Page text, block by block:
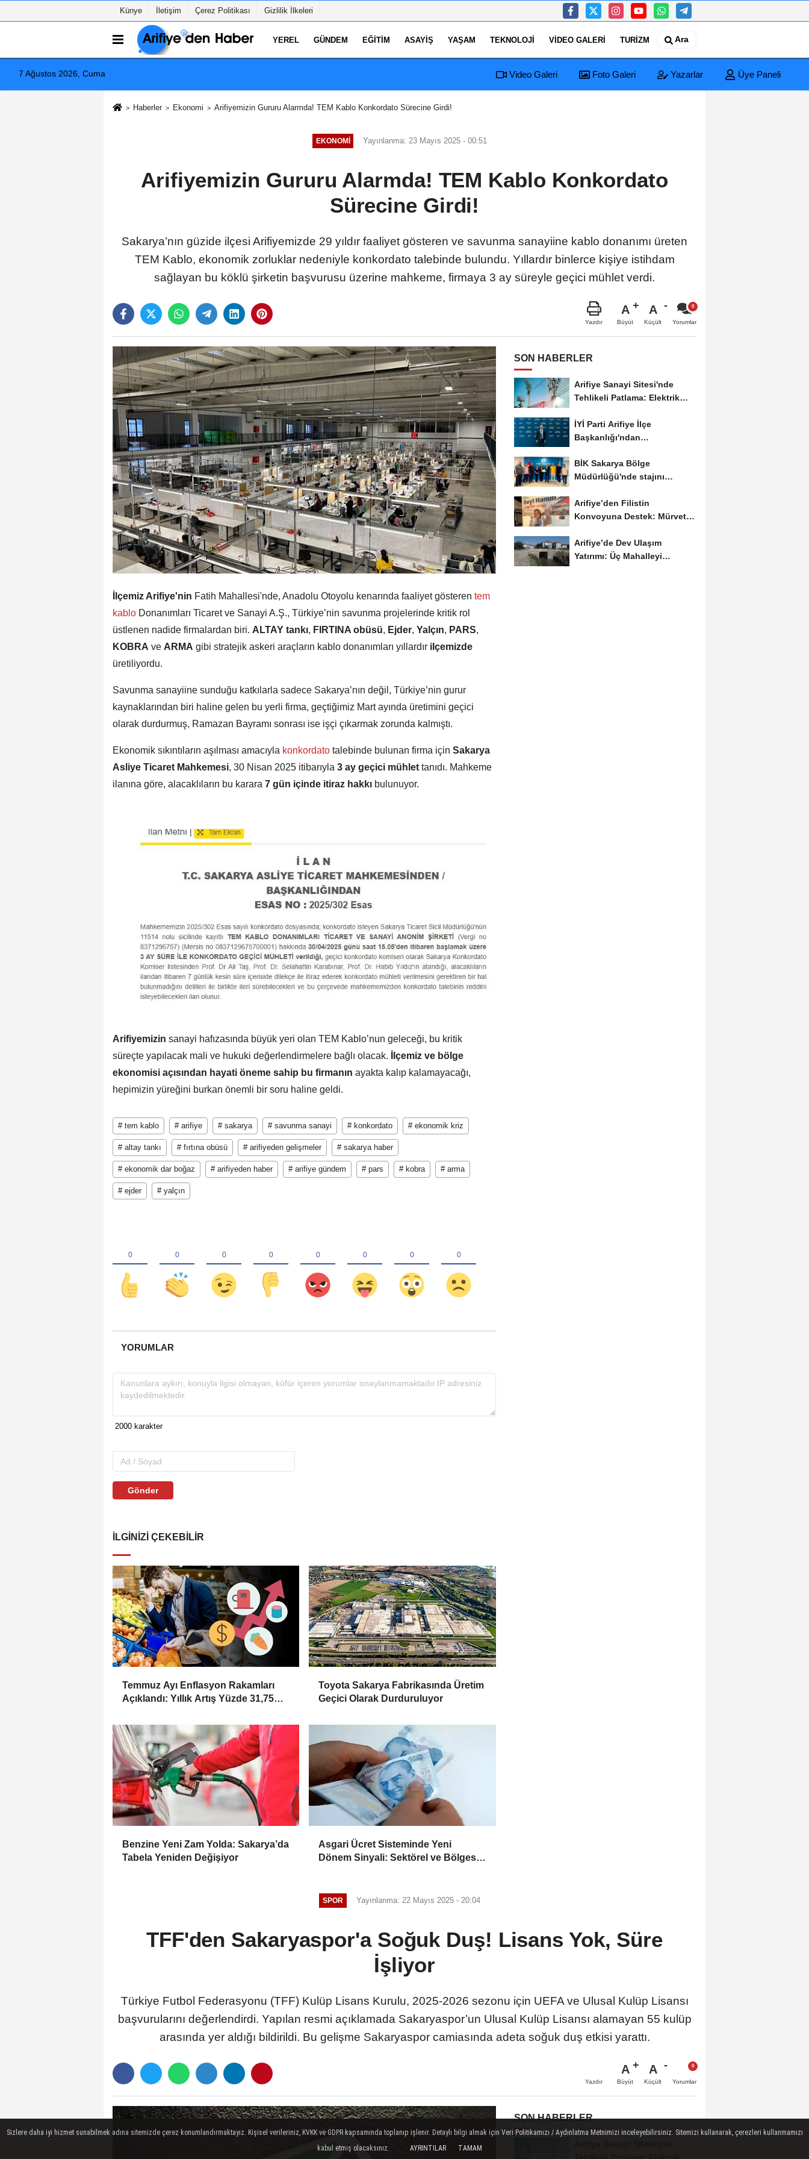
Künye İletişim Çerez Politikası Gizlilik İlkeleri
YEREL GÜNDEM EĞITIM ASAYIŞ YAŞAM TEKNOLOJI VIDEO GALERI TURIZM Ara
7 Ağustos 2026, Cuma Video Galeri Foto Galeri Yazarlar Üye Paneli
Haberler Ekonomi Arifiyemizin Gururu Alarmda! TEM Kablo Konkordato Sürecine Girdi!
EKONOMI Yayınlanma: 23 Mayıs 2025 - 00:51
Arifiyemizin Gururu Alarmda! TEM Kablo Konkordato
Sürecine Girdi!
Sakarya’nın güzide ilçesi Arifiyemizde 29 yıldır faaliyet gösteren ve savunma sanayiine kablo donanımı üreten
TEM Kablo, ekonomik zorluklar nedeniyle konkordato talebinde bulundu. Yıllardır binlerce kişiye istihdam
sağlayan bu köklü şirketin başvurusu üzerine mahkeme, firmaya 3 ay süreyle geçici mühlet verdi.
Yazdır
A
Büyüt
A
Küçült Yorumlar
İlçemiz Arifiye'nin Fatih Mahallesi'nde, Anadolu Otoyolu kenarında faaliyet gösteren tem
kablo Donanımları Ticaret ve Sanayi A.Ş., Türkiye’nin savunma projelerinde kritik rol
üstlenen nadide firmalardan biri. ALTAY tankı, FIRTINA obüsü, Ejder, Yalçın, PARS,
KOBRA ve ARMA gibi stratejik askeri araçların kablo donanımları yıllardır ilçemizde
üretiliyordu.
Savunma sanayiine sunduğu katkılarla sadece Sakarya’nın değil, Türkiye’nin gurur
kaynaklarından biri haline gelen bu yerli firma, geçtiğimiz Mart ayında üretimini geçici
olarak durdurmuş, Ramazan Bayramı sonrası ise işçi çıkarmak zorunda kalmıştı.
Ekonomik sıkıntıların aşılması amacıyla konkordato talebinde bulunan firma için Sakarya
Asliye Ticaret Mahkemesi, 30 Nisan 2025 itibarıyla 3 ay geçici mühlet tanıdı. Mahkeme
ilanına göre, alacaklıların bu karara 7 gün içinde itiraz hakkı bulunuyor.
Arifiyemizin sanayi hafızasında büyük yeri olan TEM Kablo’nun geleceği, bu kritik
süreçte yapılacak mali ve hukuki değerlendirmelere bağlı olacak.
İlçemiz ve bölge
ekonomisi açısından hayati öneme sahip bu firmanın ayakta kalıp kalamayacağı,
hepimizin yüreğini burkan önemli bir soru haline geldi.
# tem kablo # arifiye # sakarya # savunma sanayi # konkordato # ekonomik kriz
# altay tankı # fırtına obüsü # arifiyeden gelişmeler # sakarya haber
# ekonomik dar boğaz # arifiyeden haber # arifiye gündem # pars # kobra # arma
# ejder # yalçın
YORUMLAR
Gönder
İLGINIZI ÇEKEBILIR
Temmuz Ayı Enflasyon Rakamları
Açıklandı: Yıllık Artış Yüzde 31,75
Toyota Sakarya Fabrikasında Üretim
Geçici Olarak Durduruluyor
Benzine Yeni Zam Yolda: Sakarya’da
Tabela Yeniden Değişiyor
Asgari Ücret Sisteminde Yeni
Dönem Sinyali: Sektörel ve Bölgesel
SON HABERLER
Arifiye Sanayi Sitesi'nde
Tehlikeli Patlama: Elektrik
İYİ Parti Arifiye İlçe
Başkanlığı'ndan
BİK Sakarya Bölge
Müdürlüğü'nde stajını
Arifiye’den Filistin
Konvoyuna Destek: Mürvet
Arifiye’de Dev Ulaşım
Yatırımı: Üç Mahalleyi
SPOR Yayınlanma: 22 Mayıs 2025 - 20:04
TFF'den Sakaryaspor'a Soğuk Duş! Lisans Yok, Süre
İşliyor
Türkiye Futbol Federasyonu (TFF) Kulüp Lisans Kurulu, 2025-2026 sezonu için UEFA ve Ulusal Kulüp Lisansı
başvurularını değerlendirdi. Yapılan resmi açıklamada Sakaryaspor’un Ulusal Kulüp Lisansı alamayan 55 kulüp
arasında yer aldığı bildirildi. Bu gelişme Sakaryaspor camiasında adeta soğuk duş etkisi yarattı.
Yazdır
A
Büyüt
A
Küçült Yorumlar
SON HABERLER
Sizlere daha iyi hizmet sunabilmek adına sitemizde çerez konumlandırmaktayız. Kişisel verileriniz, KVKK ve GDPR kapsamında toplanıp işlenir. Detaylı bilgi almak için Veri Politikamızı / Aydınlatma Metnimizi inceleyebilirsiniz. Sitemizi kullanarak, çerezleri kullanmamızı
kabul etmiş olacaksınız.
AYRINTILAR TAMAM